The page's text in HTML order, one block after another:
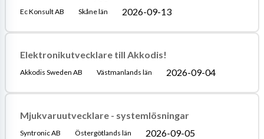
Ec Konsult AB Skåne län 2026-09-13
Elektronikutvecklare till Akkodis!
Akkodis Sweden AB Västmanlands län 2026-09-04
Mjukvaruutvecklare - systemlösningar
Syntronic AB Östergötlands län 2026-09-05